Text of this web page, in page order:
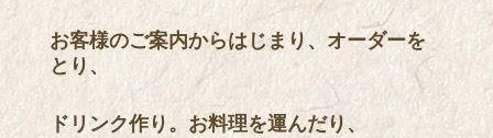
お客様のご案内からはじまり、オーダーを
とり、
ドリンク作り。お料理を運んだり、